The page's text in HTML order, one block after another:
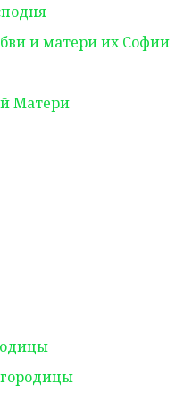
и матери их Софии
Матери